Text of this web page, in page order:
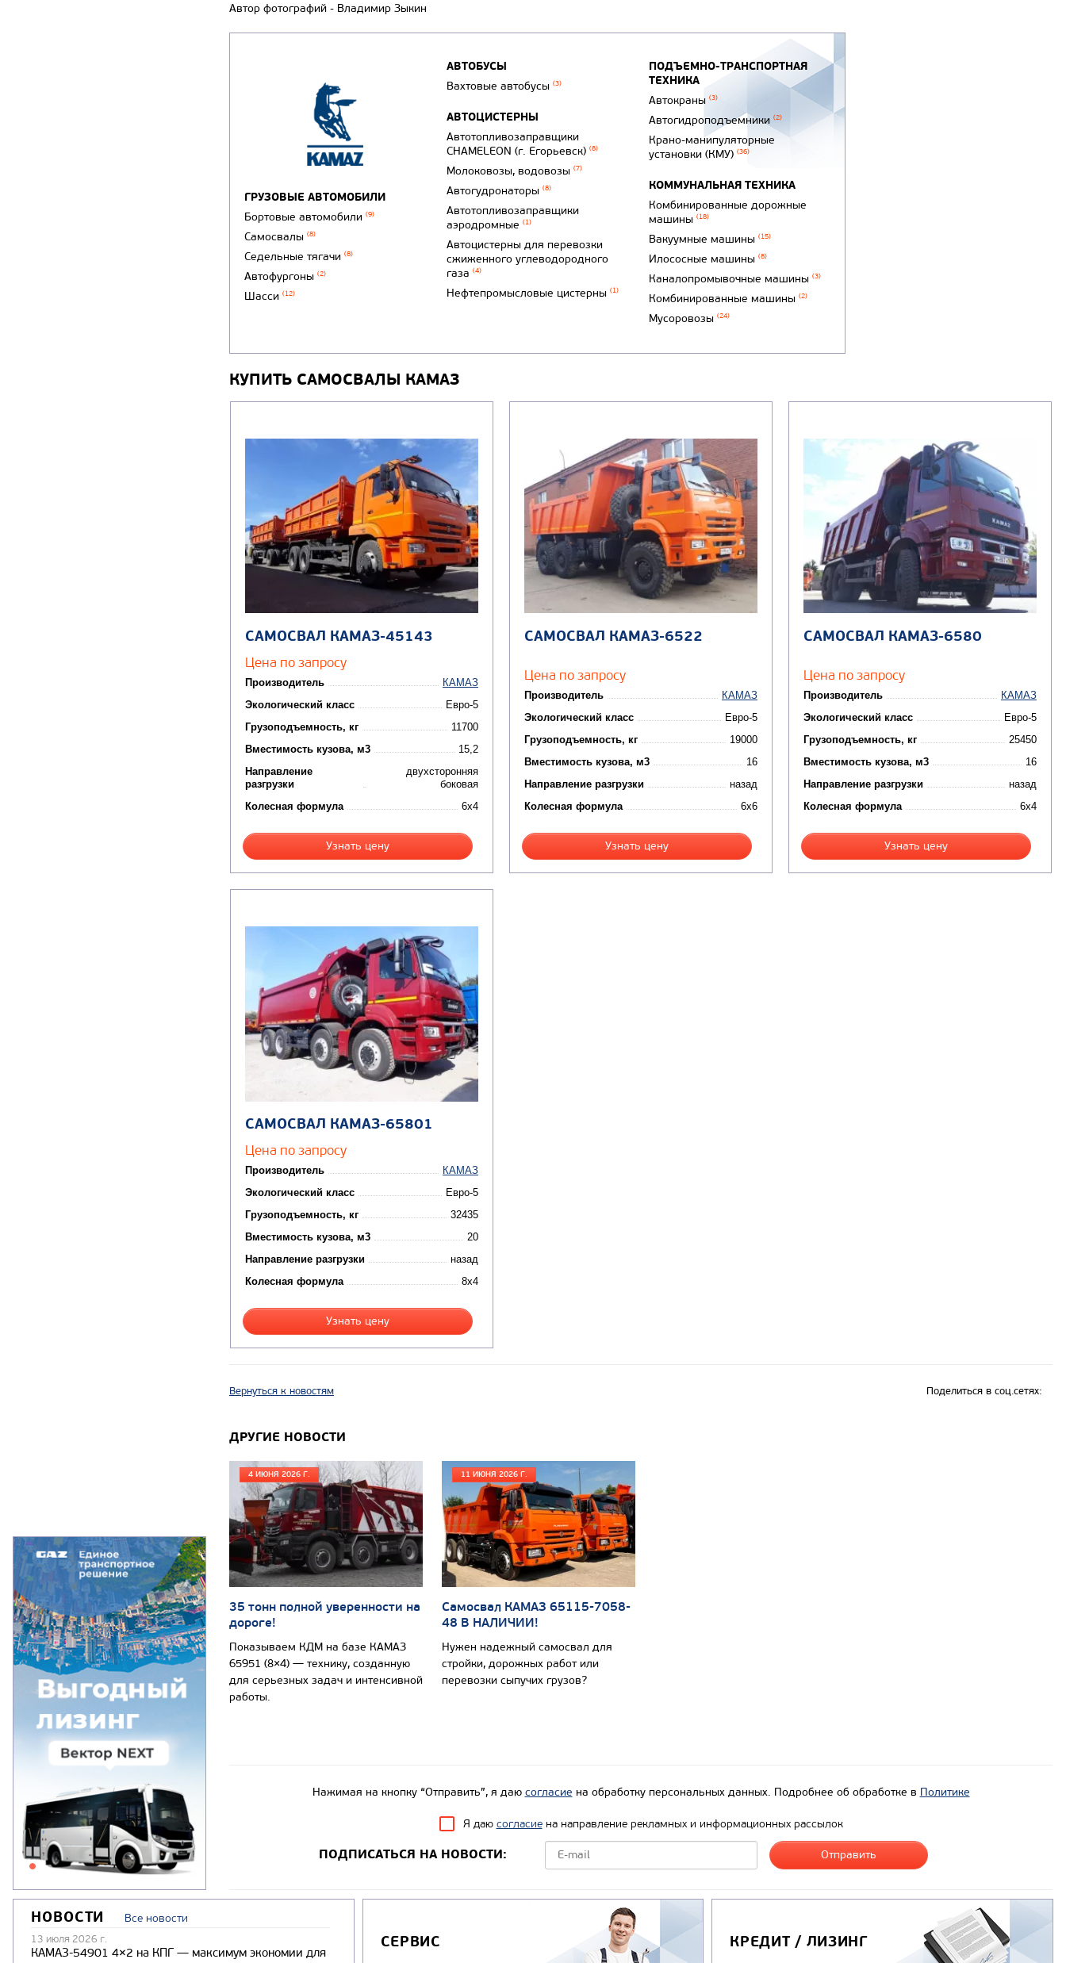
Автор фотографий - Владимир Зыкин
ГРУЗОВЫЕ АВТОМОБИЛИ
Бортовые автомобили (9)
Самосвалы (8)
Седельные тягачи (8)
Автофургоны (2)
Шасси (12)
АВТОБУСЫ
Вахтовые автобусы (3)
АВТОЦИСТЕРНЫ
Автотопливозаправщики
CHAMELEON (г. Егорьевск) (8)
Молоковозы, водовозы (7)
Автогудронаторы (8)
Автотопливозаправщики
аэродромные (1)
Автоцистерны для перевозки
сжиженного углеводородного
газа (4)
Нефтепромысловые цистерны (1)
ПОДЪЕМНО-ТРАНСПОРТНАЯ
ТЕХНИКА
Автокраны (3)
Автогидроподъемники (2)
Крано-манипуляторные
установки (КМУ) (36)
КОММУНАЛЬНАЯ ТЕХНИКА
Комбинированные дорожные
машины (18)
Вакуумные машины (15)
Илососные машины (8)
Каналопромывочные машины (3)
Комбинированные машины (2)
Мусоровозы (24)
КУПИТЬ САМОСВАЛЫ КАМАЗ
САМОСВАЛ КАМАЗ-45143
Цена по запросу
Производитель
КАМАЗ
Экологический класс
Евро-5
Грузоподъемность, кг
11700
Вместимость кузова, м3
15,2
Направление
разгрузки
двухсторонняя
боковая
Колесная формула
6x4
Узнать цену
САМОСВАЛ КАМАЗ-6522
Цена по запросу
Производитель
КАМАЗ
Экологический класс
Евро-5
Грузоподъемность, кг
19000
Вместимость кузова, м3
16
Направление разгрузки
назад
Колесная формула
6x6
Узнать цену
САМОСВАЛ КАМАЗ-6580
Цена по запросу
Производитель
КАМАЗ
Экологический класс
Евро-5
Грузоподъемность, кг
25450
Вместимость кузова, м3
16
Направление разгрузки
назад
Колесная формула
6x4
Узнать цену
САМОСВАЛ КАМАЗ-65801
Цена по запросу
Производитель
КАМАЗ
Экологический класс
Евро-5
Грузоподъемность, кг
32435
Вместимость кузова, м3
20
Направление разгрузки
назад
Колесная формула
8x4
Узнать цену
Вернуться к новостям Поделиться в соц.сетях:
ДРУГИЕ НОВОСТИ
4 ИЮНЯ 2026 Г.
35 тонн полной уверенности на
дороге!
Показываем КДМ на базе КАМАЗ
65951 (8×4) — технику, созданную
для серьезных задач и интенсивной
работы.
11 ИЮНЯ 2026 Г.
Самосвал КАМАЗ 65115-7058-
48 В НАЛИЧИИ!
Нужен надежный самосвал для
стройки, дорожных работ или
перевозки сыпучих грузов?
Нажимая на кнопку “Отправить”, я даю согласие на обработку персональных данных. Подробнее об обработке в Политике
Я даю согласиена направление рекламных и информационных рассылок
ПОДПИСАТЬСЯ НА НОВОСТИ:
НОВОСТИ Все новости
13 июля 2026 г.
КАМАЗ-54901 4×2 на КПГ — максимум экономии для
СЕРВИС КРЕДИТ / ЛИЗИНГ